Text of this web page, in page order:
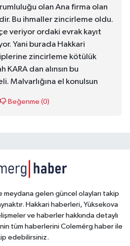
olan Ana firma olan
Bu ihmaller zincirleme oldu.
veriyor ordaki evrak kayıt
Yani burada Hakkari
zincirleme kötülük
KARA dan alınsın bu
Malvarlığına el konulsun
Beğenme (0)
meydana gelen güncel olayları takip
Hakkari haberleri, Yüksekova
ve haberler hakkında detaylı
tüm haberlerini Colemérg haber ile
edebilirsiniz.